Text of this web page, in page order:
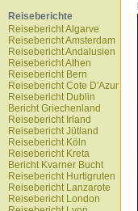
Reiseberichte
Reisebericht Algarve
Reisebericht Amsterdam
Reisebericht Andalusien
Reisebericht Athen
Reisebericht Bern
Reisebericht Cote D'Azur
Reisebericht Dublin
Bericht Griechenland
Reisebericht Irland
Reisebericht Jütland
Reisebericht Köln
Reisebericht Kreta
Bericht Kvarner Bucht
Reisebericht Hurtigruten
Reisebericht Lanzarote
Reisebericht London